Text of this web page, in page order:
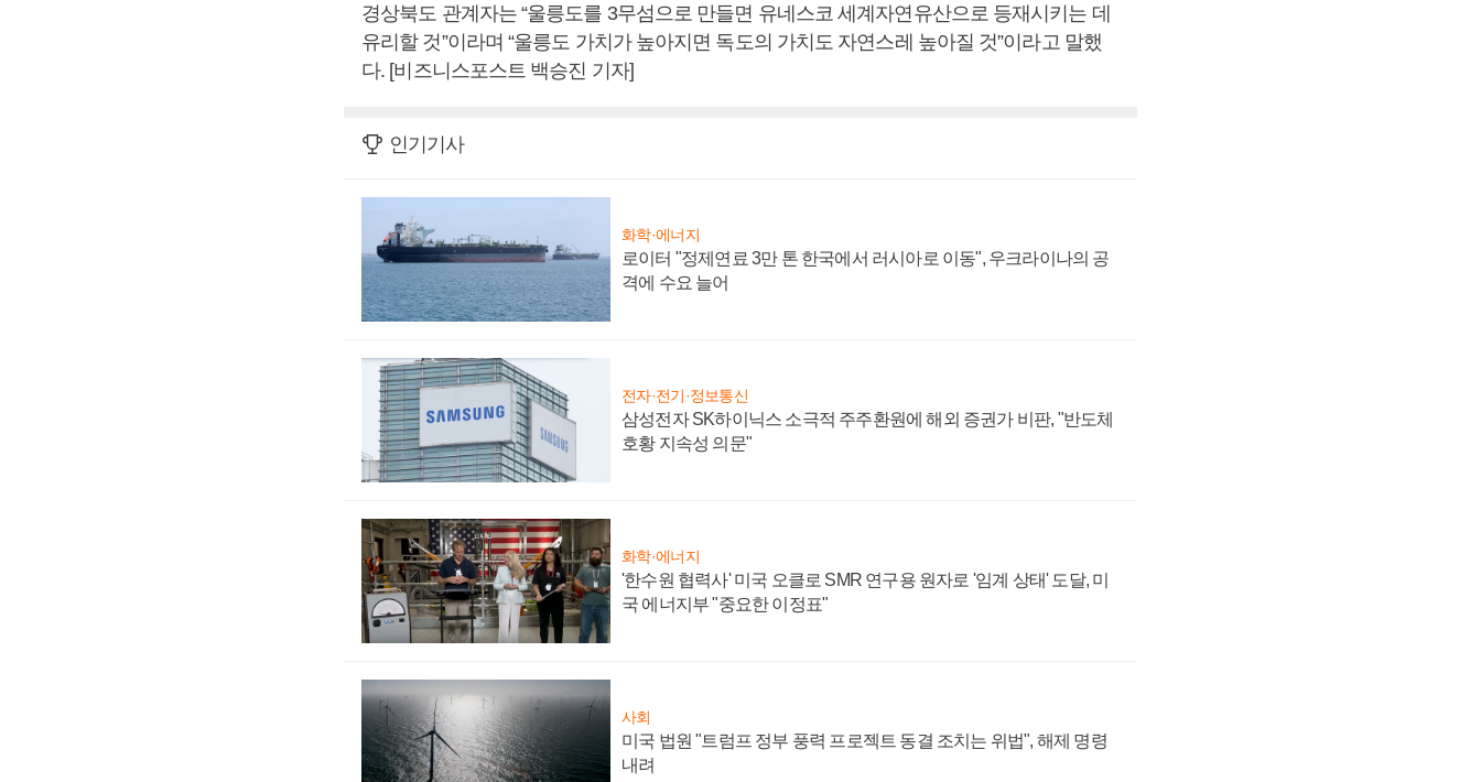
경상북도 관계자는 “울릉도를 3무섬으로 만들면 유네스코 세계자연유산으로 등재시키는 데
유리할 것”이라며 “울릉도 가치가 높아지면 독도의 가치도 자연스레 높아질 것”이라고 말했
다. [비즈니스포스트 백승진 기자]
인기기사
화학·에너지
로이터 "정제연료 3만 톤 한국에서 러시아로 이동", 우크라이나의 공
격에 수요 늘어
전자·전기·정보통신
삼성전자 SK하이닉스 소극적 주주환원에 해외 증권가 비판, "반도체
호황 지속성 의문"
화학·에너지
'한수원 협력사' 미국 오클로 SMR 연구용 원자로 '임계 상태' 도달, 미
국 에너지부 "중요한 이정표"
사회
미국 법원 "트럼프 정부 풍력 프로젝트 동결 조치는 위법", 해제 명령
내려